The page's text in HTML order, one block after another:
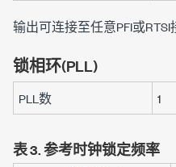
输出可连接至任意PFI或RTSI
锁相环(PLL)
PLL数 1
表 3.参考时钟锁定频率